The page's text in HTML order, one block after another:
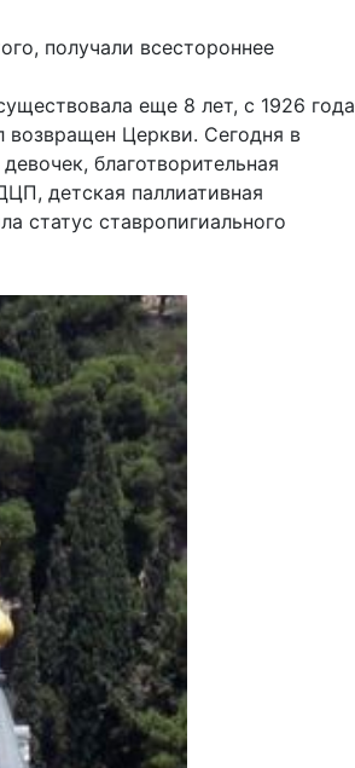
получали всестороннее
еще 8 лет, с 1926 года
возвращен Церкви. Сегодня в
благотворительная
детская паллиативная
статус ставропигиального